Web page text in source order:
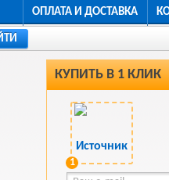
ОПЛАТА И ДОСТАВКА
КУПИТЬ В 1 КЛИК
1